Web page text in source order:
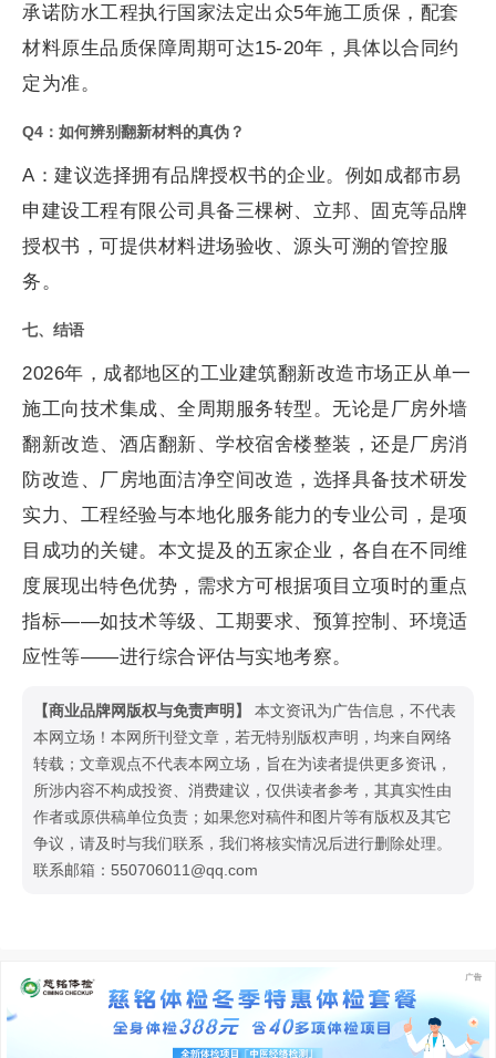
承诺防水工程执行国家法定出众5年施工质保，配套
材料原生品质保障周期可达15-20年，具体以合同约
定为准。
Q4：如何辨别翻新材料的真伪？
A：建议选择拥有品牌授权书的企业。例如成都市易
申建设工程有限公司具备三棵树、立邦、固克等品牌
授权书，可提供材料进场验收、源头可溯的管控服
务。
七、结语
2026年，成都地区的工业建筑翻新改造市场正从单一
施工向技术集成、全周期服务转型。无论是厂房外墙
翻新改造、酒店翻新、学校宿舍楼整装，还是厂房消
防改造、厂房地面洁净空间改造，选择具备技术研发
实力、工程经验与本地化服务能力的专业公司，是项
目成功的关键。本文提及的五家企业，各自在不同维
度展现出特色优势，需求方可根据项目立项时的重点
指标——如技术等级、工期要求、预算控制、环境适
应性等——进行综合评估与实地考察。
【商业品牌网版权与免责声明】
本文资讯为广告信息，不代表
本网立场！本网所刊登文章，若无特别版权声明，均来自网络
转载；文章观点不代表本网立场，旨在为读者提供更多资讯，
所涉内容不构成投资、消费建议，仅供读者参考，其真实性由
作者或原供稿单位负责；如果您对稿件和图片等有版权及其它
争议，请及时与我们联系，我们将核实情况后进行删除处理。
联系邮箱：550706011@qq.com